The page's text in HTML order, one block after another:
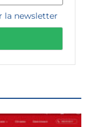
la newsletter